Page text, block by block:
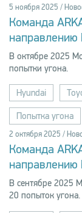
5 ноября 2025 /
Команда
В октябре 2025
попытки угона.
Hyundai
Попытка угона
2 октября 2025 /
Команда
В сентябре 2025
20 попыток угона.